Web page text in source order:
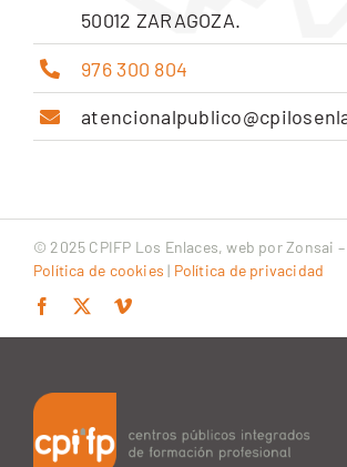
50012 ZARAGOZA.
976 300 804
© 2025 CPIFP Los Enlaces, web porZonsai –
Política de cookies | Política de privacidad